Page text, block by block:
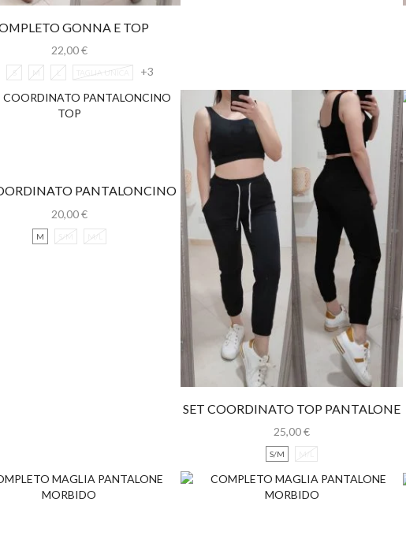
GONNA E TOP
22,00€
S M L TAGLIA UNICA +3
PANTALONCINO
TOP
20,00€
M S/M M/L
SET COORDINATO TOP PANTALONE
25,00€
S/M M/L